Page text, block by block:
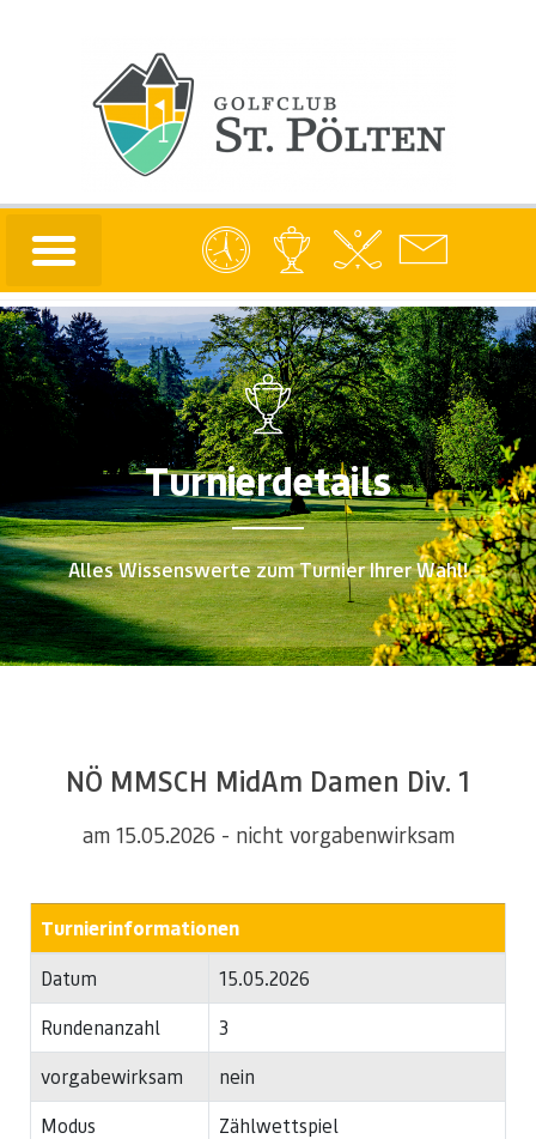
Turnierdetails
Alles Wissenswerte zum Turnier Ihrer Wahl!
NÖ MMSCH MidAm Damen Div. 1
am 15.05.2026 - nicht vorgabenwirksam
Turnierinformationen
Datum
15.05.2026
Rundenanzahl
3
vorgabewirksam
nein
Modus
Zählwettspiel